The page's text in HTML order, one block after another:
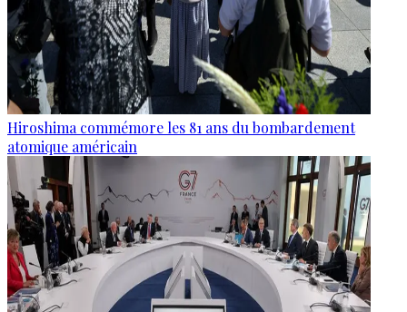
Hiroshima commémore les 81 ans du bombardement
atomique américain